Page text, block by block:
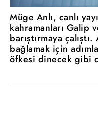
Müge Anlı, canlı
kahramanları Galip
barıştırmaya
bağlamak için
öfkesi dinecek gibi